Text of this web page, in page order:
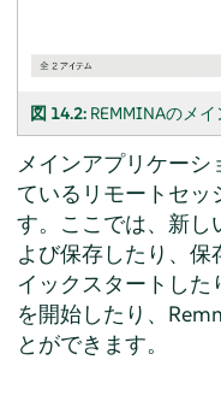
図 14.2: REMMINAのメ
メインアプリケー
ているリモートセッ
す。ここでは、新し
よび保存したり、保
イックスタートし
を開始したり、
とができます。